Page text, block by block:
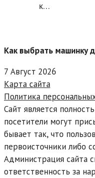
к…
Как выбрать машинку
7 Август 2026
Карта сайта
Политика
Сайт является
посетители могут
бывает так, что
первоисточники либо
Администрация сайта
ответственность за